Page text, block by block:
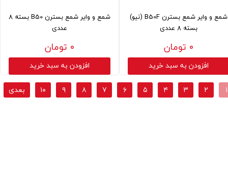
شمع و وایر شمع بسترن B50F (نیو)
بسته 8 عددی
۰ تومان
افزودن به سبد خرید
شمع و وایر شمع بسترن B50 بسته 8
عددی
۰ تومان
افزودن به سبد خرید
۱ ۲ ۳ ۴ ۵ ۶ ۷ ۸ ۹ ۱۰ بعدی